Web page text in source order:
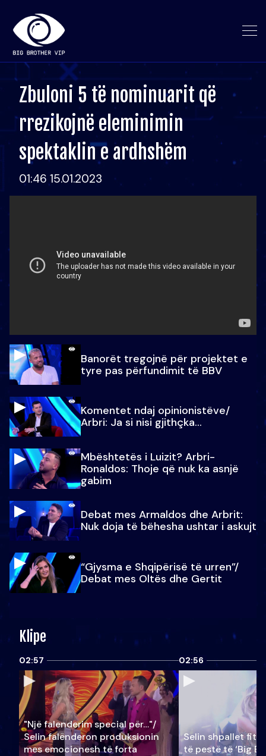
Zbuloni 5 të nominuarit që
rrezikojnë eleminimin
spektaklin e ardhshëm
01:46 15.01.2023
Banorët tregojnë për projektet e
tyre pas përfundimit të BBV
Komentet ndaj opinionistëve/
Arbri: Ja si nisi gjithçka…
Mbështetës i Luizit? Arbri-
Ronaldos: Thoje që nuk ka asnjë
gabim
Debat mes Armaldos dhe Arbrit:
Nuk doja të bëhesha ushtar i askujt
“Gjysma e Shqipërisë të urren”/
Debat mes Oltës dhe Gertit
Klipe
02:57
"Një falenderim special për…"/
Selin falënderon produksionin
mes emocionesh të forta
02:56
Selin shpallet
të pestë të ‘Big